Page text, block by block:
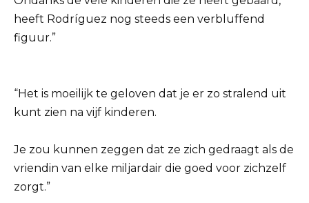
heeft Rodríguez nog steeds een verbluffend
figuur.”
“Het is moeilijk te geloven dat je er zo stralend uit
kunt zien na vijf kinderen.
Je zou kunnen zeggen dat ze zich gedraagt als de
vriendin van elke miljardair die goed voor zichzelf
zorgt.”